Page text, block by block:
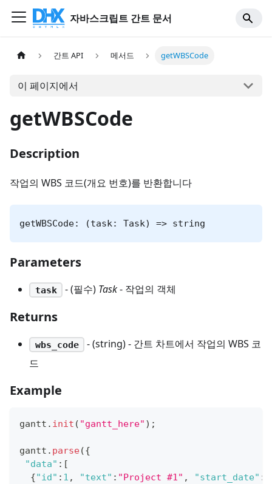
자바스크립트 간트 문서
간트 API 메서드 getWBSCode
이 페이지에서
getWBSCode
Description
작업의 WBS 코드(개요 번호)를 반환합니다
getWBSCode: (task: Task) => string
Parameters
task - (필수) Task- 작업의 객체
Returns
wbs_code
- (string) - 간트 차트에서 작업의 WBS 코
드
Example
gantt . init ( "gantt_here" ) ;
gantt . parse({
"data" : [
{"id" : 1 , "text" : "Project #1" , "start_date" :